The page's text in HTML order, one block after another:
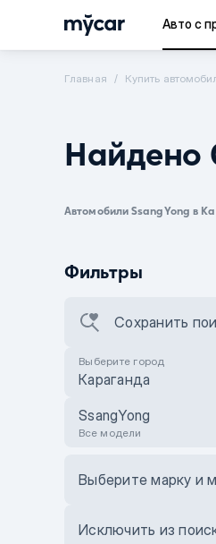
Авто с
Главная Купить
Найдено
Автомобили SsangYong в
Фильтры
Сохранить
Выберите город
Караганда
SsangYong
Все модели
Выберите марку и
Исключить из